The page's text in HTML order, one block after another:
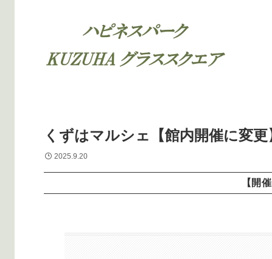
くずはマルシェ【館内開催に変更
2025.9.20
【開